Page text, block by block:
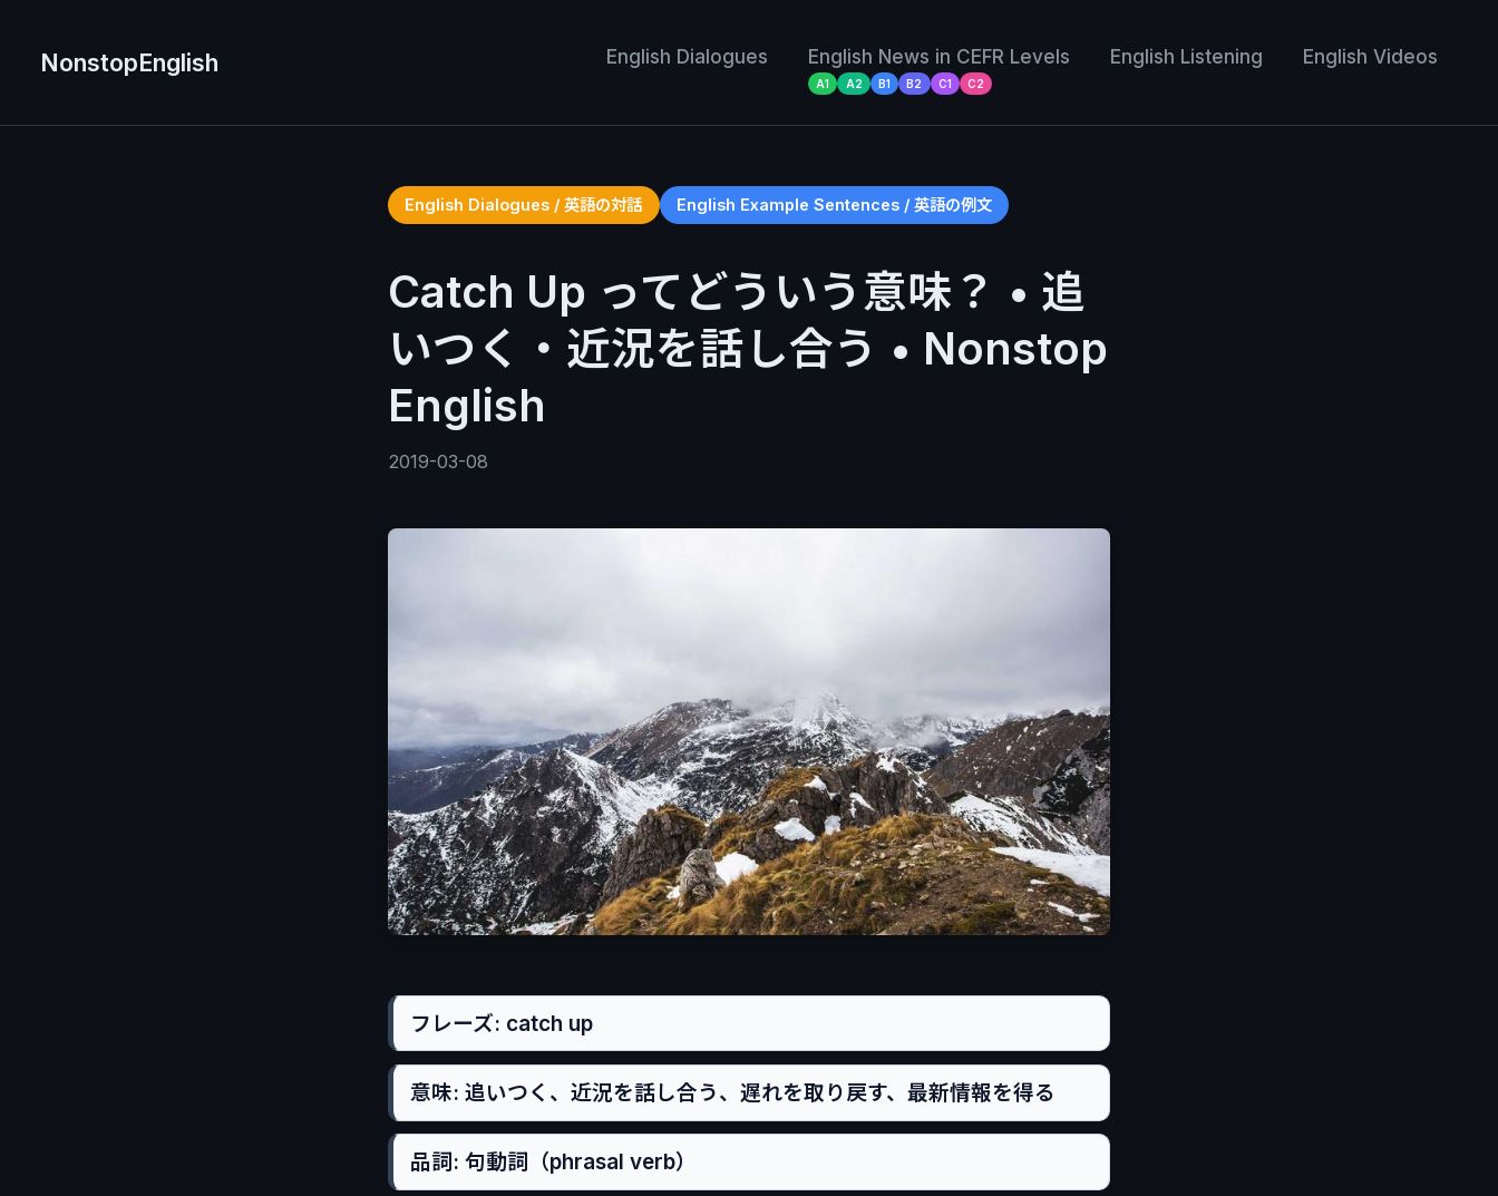
NonstopEnglish English Dialogues English News in CEFR Levels
A1 A2 B1 B2 C1 C2
English Listening English Videos
English Dialogues / 英語の対話 English Example Sentences / 英語の例文
Catch Up ってどういう意味？ • 追
いつく・近況を話し合う • Nonstop
English
2019-03-08
フレーズ: catch up
意味: 追いつく、近況を話し合う、遅れを取り戻す、最新情報を得る
品詞: 句動詞（phrasal verb）